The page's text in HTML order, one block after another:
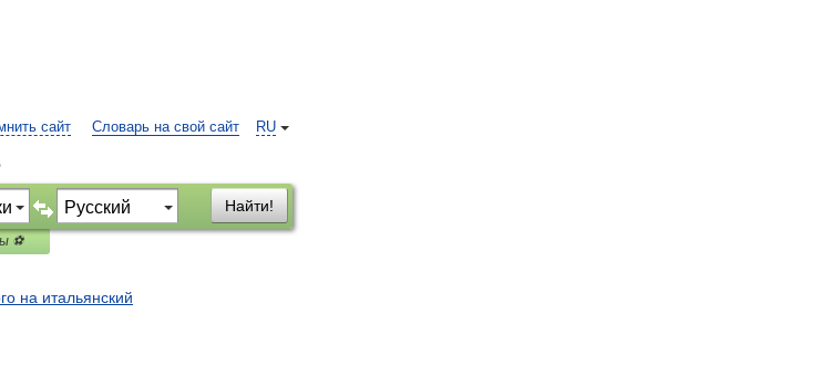
RU
сайт Словарь на свой сайт
Найти!
⚽
на итальянский